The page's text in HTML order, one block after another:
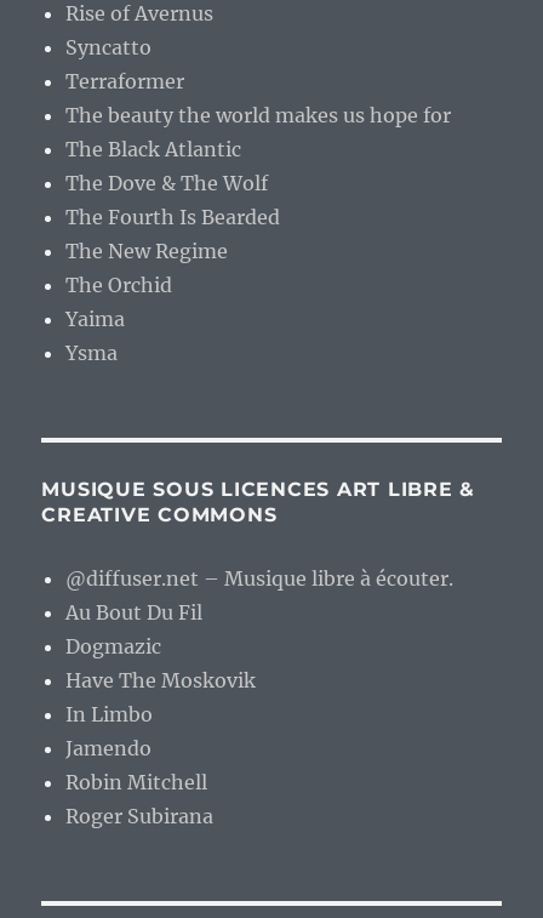
Rise of Avernus
Syncatto
Terraformer
The beauty the world makes us hope for
The Black Atlantic
The Dove & The Wolf
The Fourth Is Bearded
The New Regime
The Orchid
Yaima
Ysma
MUSIQUE SOUS LICENCES ART LIBRE &
CREATIVE COMMONS
@diffuser.net – Musique libre à écouter.
Au Bout Du Fil
Dogmazic
Have The Moskovik
In Limbo
Jamendo
Robin Mitchell
Roger Subirana